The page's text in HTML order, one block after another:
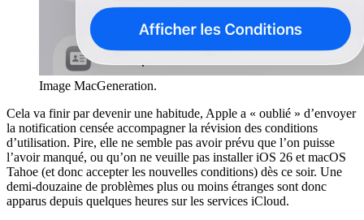
Image MacGeneration.
Cela va finir par devenir une habitude, Apple a « oublié » d’envoyer
la notification censée accompagner la révision des conditions
d’utilisation. Pire, elle ne semble pas avoir prévu que l’on puisse
l’avoir manqué, ou qu’on ne veuille pas installer iOS 26 et macOS
Tahoe (et donc accepter les nouvelles conditions) dès ce soir. Une
demi-douzaine de problèmes plus ou moins étranges sont donc
apparus depuis quelques heures sur les services iCloud.